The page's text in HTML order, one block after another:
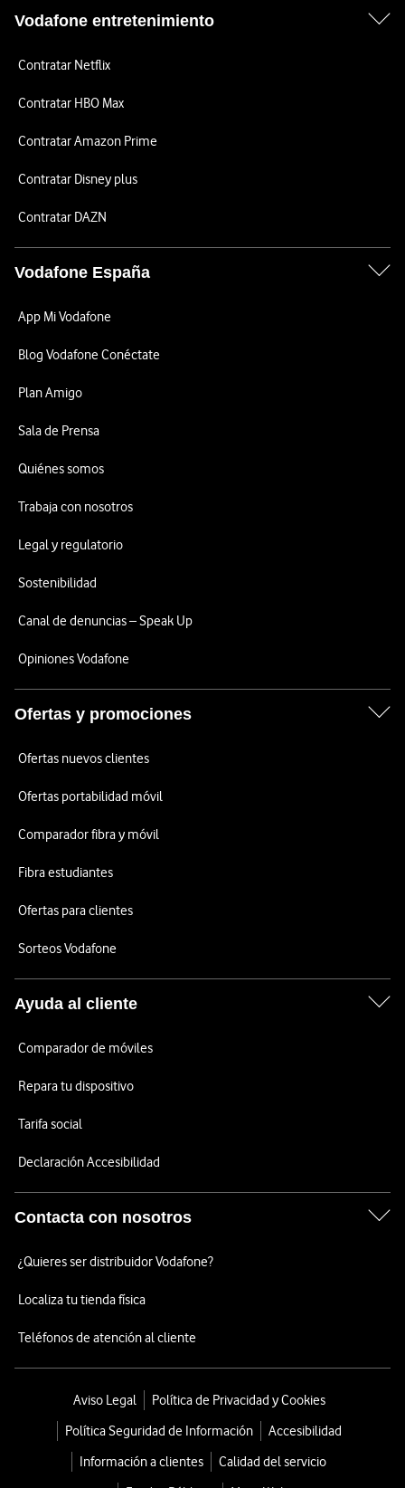
Vodafone entretenimiento
Contratar Netflix
Contratar HBO Max
Contratar Amazon Prime
Contratar Disney plus
Contratar DAZN
Vodafone España
App Mi Vodafone
Blog Vodafone Conéctate
Plan Amigo
Sala de Prensa
Quiénes somos
Trabaja con nosotros
Legal y regulatorio
Sostenibilidad
Canal de denuncias – Speak Up
Opiniones Vodafone
Ofertas y promociones
Ofertas nuevos clientes
Ofertas portabilidad móvil
Comparador fibra y móvil
Fibra estudiantes
Ofertas para clientes
Sorteos Vodafone
Ayuda al cliente
Comparador de móviles
Repara tu dispositivo
Tarifa social
Declaración Accesibilidad
Contacta con nosotros
¿Quieres ser distribuidor Vodafone?
Localiza tu tienda física
Teléfonos de atención al cliente
Aviso Legal
Política de Privacidad y Cookies
Política Seguridad de Información
Accesibilidad
Información a clientes
Calidad del servicio